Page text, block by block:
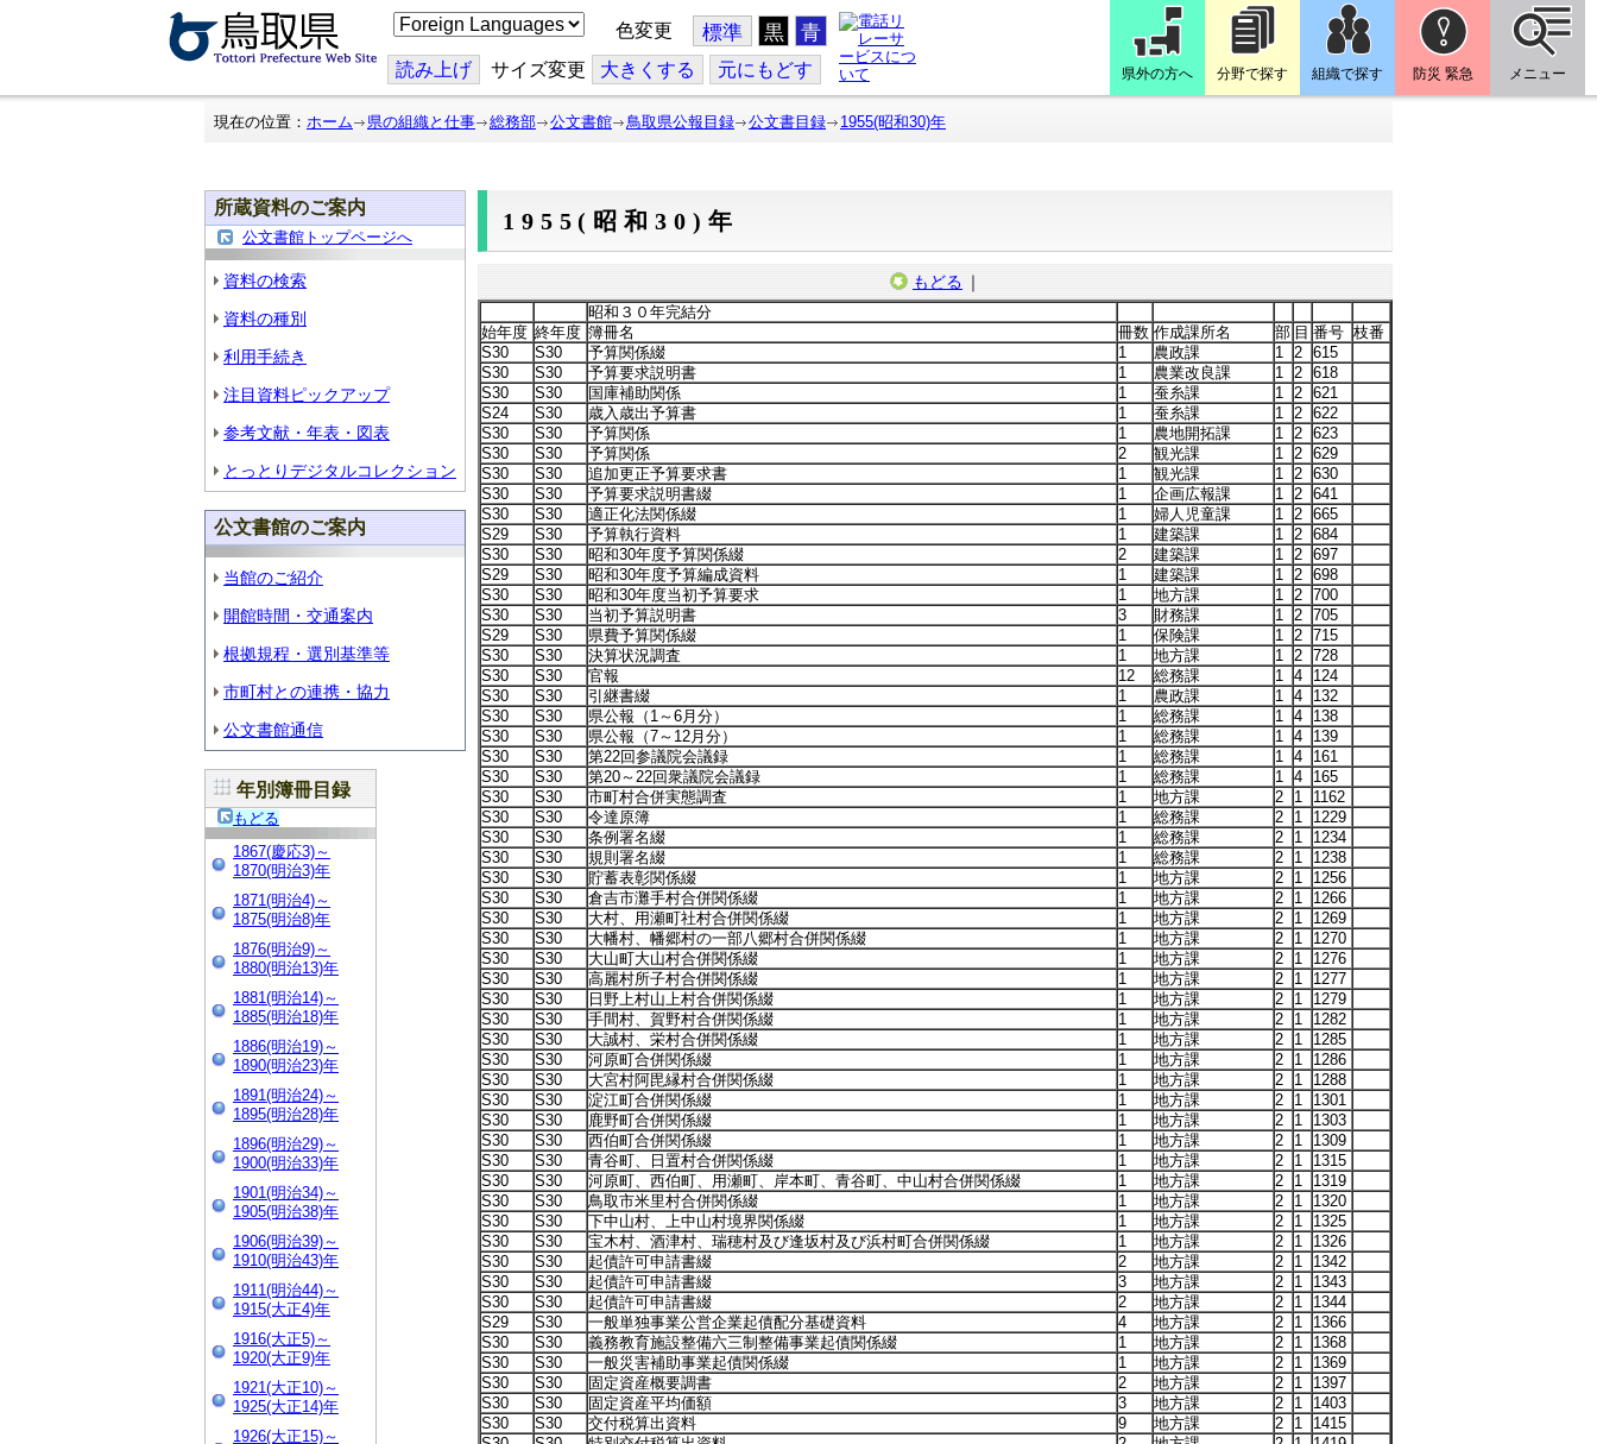
こ
の
ジ
を
翻
色変更 標準 黒 青
読み上げ サイズ変更 大きくする 元にもどす 県外の方へ 分野で探す 組織で探す 防災 緊急 メニュー
現在の位置： ホーム 県の組織と仕事 総務部 公文書館 鳥取県公報目録 公文書目録 1955(昭和30)年
所蔵資料のご案内
公文書館トップページへ
資料の検索
資料の種別
利用手続き
注目資料ピックアップ
参考文献・年表・図表
とっとりデジタルコレクション
公文書館のご案内
当館のご紹介
開館時間・交通案内
根拠規程・選別基準等
市町村との連携・協力
公文書館通信
年別簿冊目録
もどる
1867(慶応3)～
1870(明治3)年
1871(明治4)～
1875(明治8)年
1876(明治9)～
1880(明治13)年
1881(明治14)～
1885(明治18)年
1886(明治19)～
1890(明治23)年
1891(明治24)～
1895(明治28)年
1896(明治29)～
1900(明治33)年
1901(明治34)～
1905(明治38)年
1906(明治39)～
1910(明治43)年
1911(明治44)～
1915(大正4)年
1916(大正5)～
1920(大正9)年
1921(大正10)～
1925(大正14)年
1926(大正15)～
1955(昭和30)年
もどる ｜
昭和３０年完結分
始年度 終年度 簿冊名 冊数 作成課所名 部 目 番号 枝番
S30
S30 予算関係綴 1 農政課 1 2 615
S30
S30 予算要求説明書 1 農業改良課 1 2 618
S30
S30 国庫補助関係 1 蚕糸課 1 2 621
S24
S30 歳入歳出予算書 1 蚕糸課 1 2 622
S30
S30 予算関係 1 農地開拓課 1 2 623
S30
S30 予算関係 2 観光課 1 2 629
S30
S30 追加更正予算要求書 1 観光課 1 2 630
S30
S30 予算要求説明書綴 1 企画広報課 1 2 641
S30
S30 適正化法関係綴 1 婦人児童課 1 2 665
S29
S30 予算執行資料 1 建築課 1 2 684
S30
S30 昭和30年度予算関係綴 2 建築課 1 2 697
S29
S30 昭和30年度予算編成資料 1 建築課 1 2 698
S30
S30 昭和30年度当初予算要求 1 地方課 1 2 700
S30
S30 当初予算説明書 3 財務課 1 2 705
S29
S30 県費予算関係綴 1 保険課 1 2 715
S30
S30 決算状況調査 1 地方課 1 2 728
S30
S30 官報 12 総務課 1 4
124
S30
S30 引継書綴 1 農政課 1 4
132
S30
S30 県公報（1～6月分） 1 総務課 1 4
138
S30
S30 県公報（7～12月分） 1 総務課 1 4
139
S30
S30 第22回参議院会議録 1 総務課 1 4
161
S30
S30 第20～22回衆議院会議録 1 総務課 1 4
165
S30
S30 市町村合併実態調査 1 地方課 2 1
1162
S30
S30 令達原簿 1 総務課 2 1
1229
S30
S30 条例署名綴 1 総務課 2 1
1234
S30
S30 規則署名綴 1 総務課 2 1
1238
S30
S30 貯蓄表彰関係綴 1 地方課 2 1
1256
S30
S30 倉吉市灘手村合併関係綴 1 地方課 2 1
1266
S30
S30 大村、用瀬町社村合併関係綴 1 地方課 2 1
1269
S30
S30 大幡村、幡郷村の一部八郷村合併関係綴 1 地方課 2 1
1270
S30
S30 大山町大山村合併関係綴 1 地方課 2 1
1276
S30
S30 高麗村所子村合併関係綴 1 地方課 2 1
1277
S30
S30 日野上村山上村合併関係綴 1 地方課 2 1
1279
S30
S30 手間村、賀野村合併関係綴 1 地方課 2 1
1282
S30
S30 大誠村、栄村合併関係綴 1 地方課 2 1
1285
S30
S30 河原町合併関係綴 1 地方課 2 1
1286
S30
S30 大宮村阿毘縁村合併関係綴 1 地方課 2 1
1288
S30
S30 淀江町合併関係綴 1 地方課 2 1
1301
S30
S30 鹿野町合併関係綴 1 地方課 2 1
1303
S30
S30 西伯町合併関係綴 1 地方課 2 1
1309
S30
S30 青谷町、日置村合併関係綴 1 地方課 2 1
1315
S30
S30 河原町、西伯町、用瀬町、岸本町、青谷町、中山村合併関係綴 1 地方課 2 1
1319
S30
S30 鳥取市米里村合併関係綴 1 地方課 2 1
1320
S30
S30 下中山村、上中山村境界関係綴 1 地方課 2 1
1325
S30
S30 宝木村、酒津村、瑞穂村及び逢坂村及び浜村町合併関係綴 1 地方課 2 1
1326
S30
S30 起債許可申請書綴 2 地方課 2 1
1342
S30
S30 起債許可申請書綴 3 地方課 2 1
1343
S30
S30 起債許可申請書綴 2 地方課 2 1
1344
S29
S30 一般単独事業公営企業起債配分基礎資料 4 地方課 2 1
1366
S30
S30 義務教育施設整備六三制整備事業起債関係綴 1 地方課 2 1
1368
S30
S30 一般災害補助事業起債関係綴 1 地方課 2 1
1369
S30
S30 固定資産概要調書 2 地方課 2 1
1397
S30
S30 固定資産平均価額 3 地方課 2 1
1403
S30
S30 交付税算出資料 9 地方課 2 1
1415